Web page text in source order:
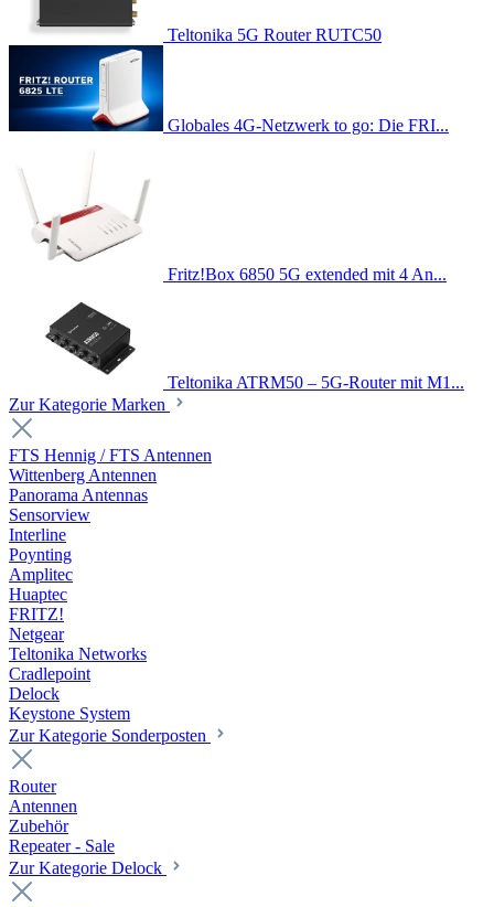
Teltonika 5G Router RUTC50
Globales 4G-Netzwerk to go: Die FRI...
Fritz!Box 6850 5G extended mit 4 An...
Teltonika ATRM50 – 5G-Router mit M1...
Zur Kategorie Marken
FTS Hennig / FTS Antennen
Wittenberg Antennen
Panorama Antennas
Sensorview
Interline
Poynting
Amplitec
Huaptec
FRITZ!
Netgear
Teltonika Networks
Cradlepoint
Delock
Keystone System
Zur Kategorie Sonderposten
Router
Antennen
Zubehör
Repeater - Sale
Zur Kategorie Delock